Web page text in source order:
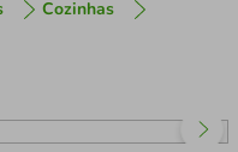
Cozinhas